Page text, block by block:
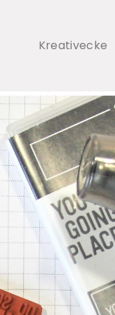
Kreativecke